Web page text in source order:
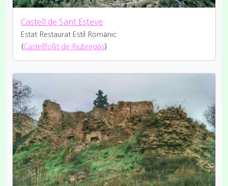
Castell de Sant Esteve
Estat Restaurat Estil Romànic
(Castellfollit de Riubregós)